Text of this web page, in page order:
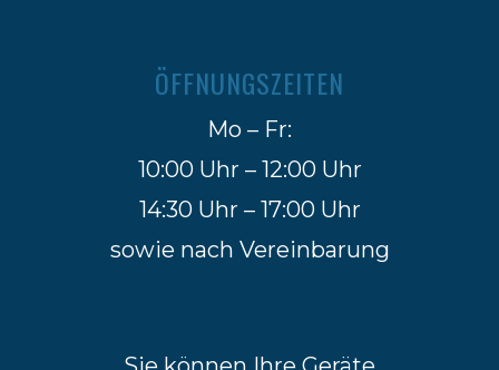
ÖFFNUNGSZEITEN
Mo – Fr:
10:00 Uhr – 12:00 Uhr
14:30 Uhr – 17:00 Uhr
sowie nach Vereinbarung